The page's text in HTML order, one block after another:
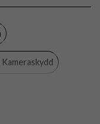
Monteringsram
Härdat glas
Kameraskydd